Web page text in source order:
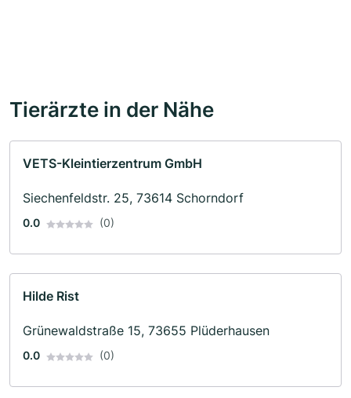
Tierärzte in der Nähe
VETS-Kleintierzentrum GmbH
Siechenfeldstr. 25, 73614 Schorndorf
0.0 (0)
Hilde Rist
Grünewaldstraße 15, 73655 Plüderhausen
0.0 (0)